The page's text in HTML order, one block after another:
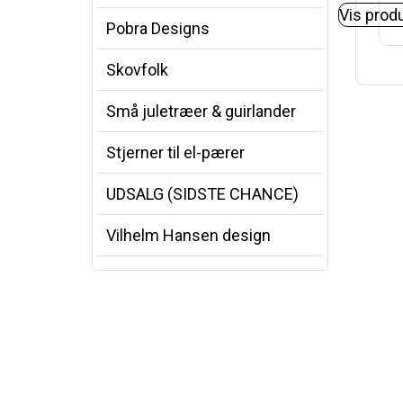
Pobra Designs
Skovfolk
Små juletræer & guirlander
Stjerner til el-pærer
UDSALG (SIDSTE CHANCE)
Vilhelm Hansen design
Vis